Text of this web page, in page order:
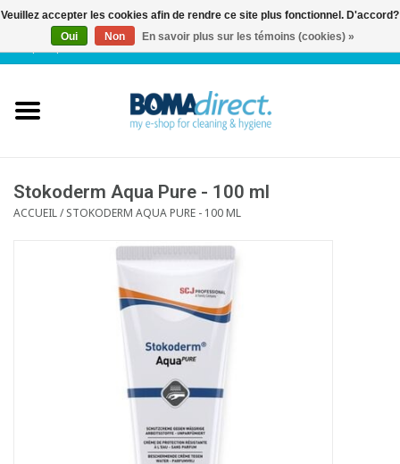
FR| 0 Articles
Service client
Stokoderm Aqua Pure - 100 ml
ACCUEIL/STOKODERM AQUA PURE - 100 ML
Veuillez accepter les cookies afin de rendre ce site plus fonctionnel. D'accord?
Oui
Non En savoir plus sur les témoins (cookies) »